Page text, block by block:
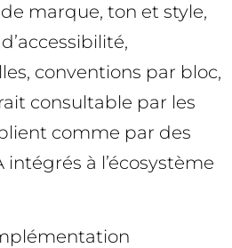
marque, ton et style,
conventions par bloc,
consultable par les
comme par des
à l’écosystème